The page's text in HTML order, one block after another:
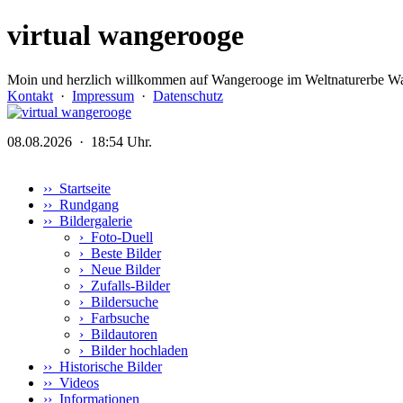
virtual wangerooge
Moin und herzlich willkommen auf Wangerooge im Weltnaturerbe
Kontakt · Impressum · Datenschutz
08.08.2026 · 18:54 Uhr.
›› Startseite
›› Rundgang
›› Bildergalerie
› Foto-Duell
› Beste Bilder
› Neue Bilder
› Zufalls-Bilder
› Bildersuche
› Farbsuche
› Bildautoren
› Bilder hochladen
›› Historische Bilder
›› Videos
›› Informationen